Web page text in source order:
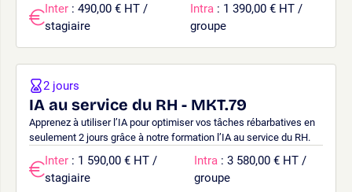
Inter : 490,00 € HT /
stagiaire
Intra : 1 390,00 € HT /
groupe
IA au service du RH - MKT.79
Apprenez à utiliser l’IA pour optimiser vos tâches rébarbatives en
seulement 2 jours grâce à notre formation l’IA au service du RH.
2 jours
Inter : 1 590,00 € HT /
stagiaire
Intra : 3 580,00 € HT /
groupe